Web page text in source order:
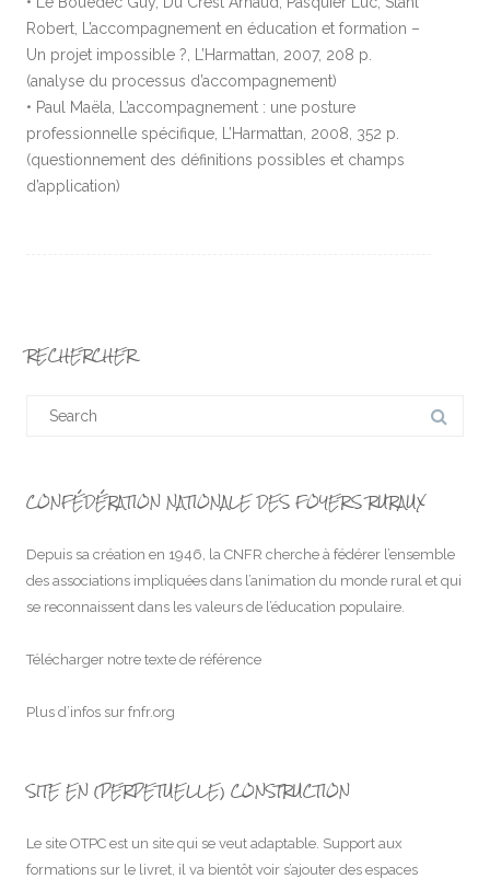
Robert, L’accompagnement en éducation et formation –
Un projet impossible ?, L’Harmattan, 2007, 208 p.
(analyse du processus d’accompagnement)
• Paul Maëla, L’accompagnement : une posture
professionnelle spécifique, L’Harmattan, 2008, 352 p.
(questionnement des définitions possibles et champs
d’application)
RECHERCHER
CONFÉDÉRATION NATIONALE DES FOYERS RURAUX
Depuis sa création en 1946, la CNFR cherche à fédérer l’ensemble
des associations impliquées dans l’animation du monde rural et qui
se reconnaissent dans les valeurs de l’éducation populaire.
Télécharger notre texte de référence
Plus d’infos sur fnfr.org
SITE EN (PERPETUELLE) CONSTRUCTION
Le site OTPC est un site qui se veut adaptable. Support aux
formations sur le livret, il va bientôt voir s’ajouter des espaces